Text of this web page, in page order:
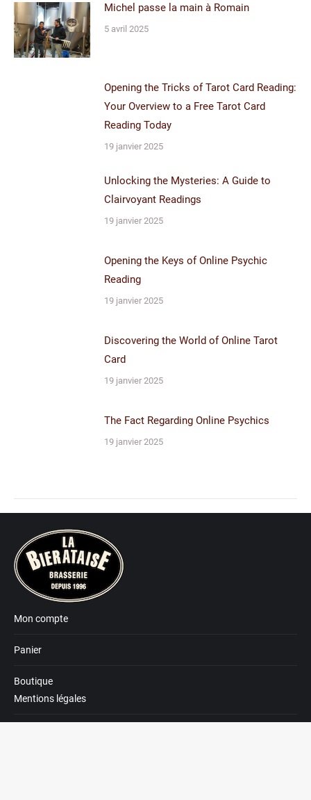
Michel passe la main à Romain
5 avril 2025
Opening the Tricks of Tarot Card Reading:
Your Overview to a Free Tarot Card
Reading Today
19 janvier 2025
Unlocking the Mysteries: A Guide to
Clairvoyant Readings
19 janvier 2025
Opening the Keys of Online Psychic
Reading
19 janvier 2025
Discovering the World of Online Tarot
Card
19 janvier 2025
The Fact Regarding Online Psychics
19 janvier 2025
Mon compte
Panier
Boutique
Mentions légales